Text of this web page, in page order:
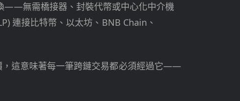
——無需橋接器、封裝代幣或中心化中介機
連接比特幣、以太坊、BNB Chain、
，這意味著每一筆跨鏈交易都必須經過它——